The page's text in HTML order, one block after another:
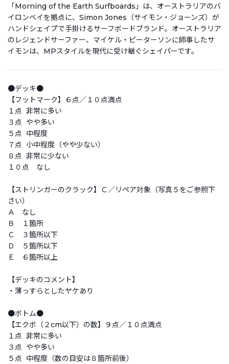
「Morning of the Earth Surfboards」は、オーストラリアのバ
イロンベイを拠点に、Simon Jones（サイモン・ジョーンズ）が
ハンドシェイプで手掛けるサーフボードブランド。オーストラリア
のレジェンドサーファー、マイケル・ピーターソンに師事したサ
イモンは、MPスタイルを現代に受け継ぐシェイパーです。
●デッキ●
【フットマーク】６点／１０点満点
１点 非常に多い
３点 やや多い
５点 中程度
７点 小中程度（やや少ない）
８点 非常に少ない
１０点 なし
【ストリンガーのクラック】Ｃ／リペア対象（写真５をご参照下
さい）
Ａ なし
Ｂ １箇所
Ｃ ３箇所以下
Ｄ ５箇所以下
Ｅ ６箇所以上
【デッキのコメント】
・薄っすらとしたヤケあり
●ボトム●
【エクボ（２cm以下）の数】９点／１０点満点
１点 非常に多い
３点 やや多い
５点 中程度（数の目安は８箇所前後）